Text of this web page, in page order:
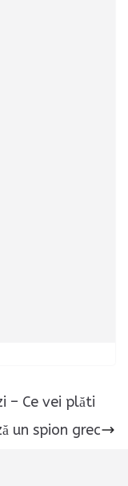
– Ce vei plăti
un spion grec